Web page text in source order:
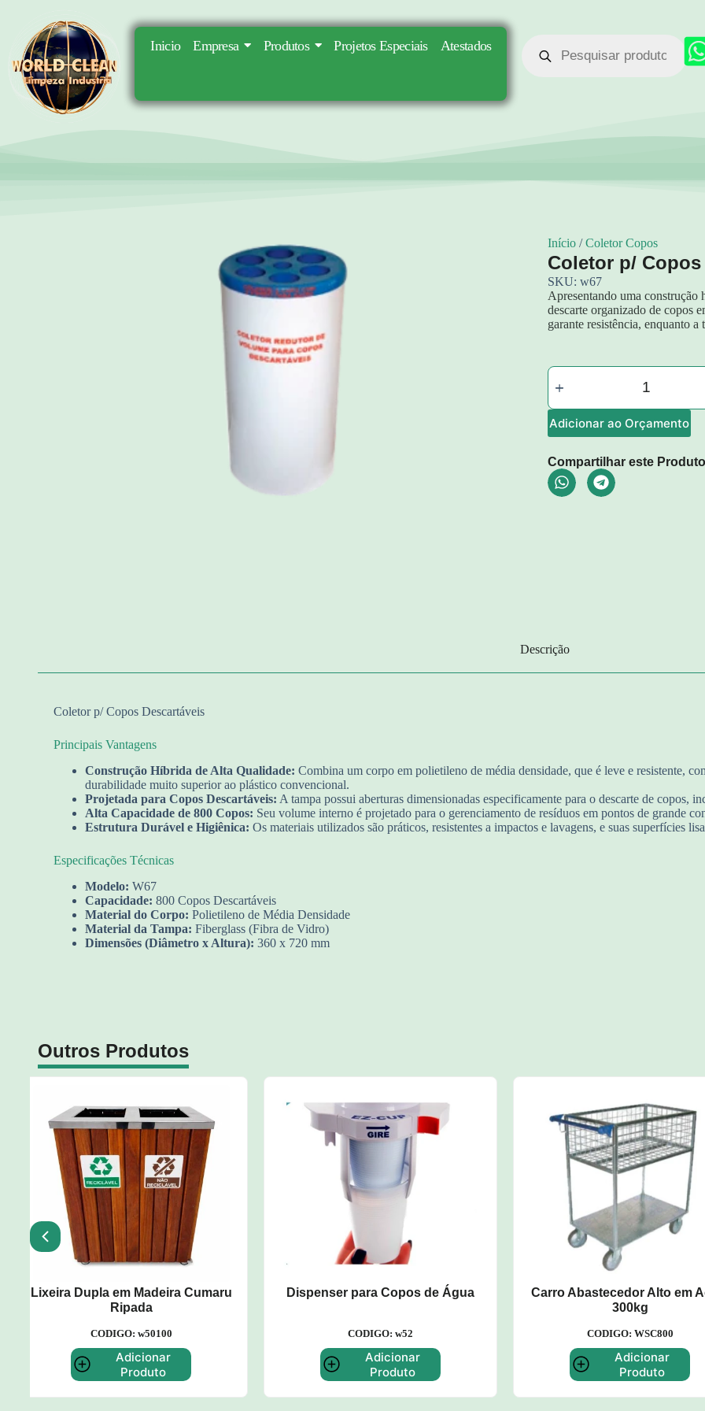
Inicio Empresa Produtos Projetos Especiais Atestados
Início /Coletor Copos
Coletor p/
SKU: w67
Apresentando uma construção
descarte organizado de copos
garante resistência, enquanto
Adicionar ao Orçamento
Compartilhar este
Descrição
Coletor p/ Copos Descartáveis
Principais Vantagens
Construção Híbrida de Alta Qualidade: Combina um corpo em polietileno de média densidade, que é leve e resistente,
durabilidade muito superior ao plástico convencional.
Projetada para Copos Descartáveis: A tampa possui aberturas dimensionadas especificamente para o descarte de copos,
Alta Capacidade de 800 Copos: Seu volume interno é projetado para o gerenciamento de resíduos em pontos de grande
Estrutura Durável e Higiênica: Os materiais utilizados são práticos, resistentes a impactos e lavagens, e suas superfícies
Especificações Técnicas
Modelo: W67
Capacidade: 800 Copos Descartáveis
Material do Corpo: Polietileno de Média Densidade
Material da Tampa: Fiberglass (Fibra de Vidro)
Dimensões (Diâmetro x Altura): 360 x 720 mm
Outros Produtos
Dispenser para Copos de Água
CODIGO: w52
Adicionar
Produto
Carro Abastecedor Alto em Aço –
CODIGO: WSC800
Adicionar
Produto
Carro Plataforma
Metálica – 500kg
CODIGO: WB200
Adicionar Produto